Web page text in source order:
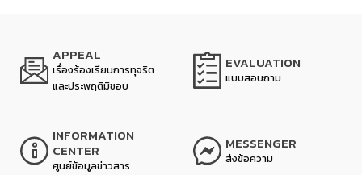
APPEAL
เรื่องร้องเรียนการทุจริต
และประพฤติมิชอบ
EVALUATION
แบบสอบถาม
INFORMATION
CENTER
ศูนย์ข้อมูลข่าวสาร
MESSENGER
ส่งข้อความ